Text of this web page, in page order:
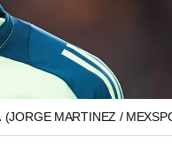
(JORGE MARTINEZ /